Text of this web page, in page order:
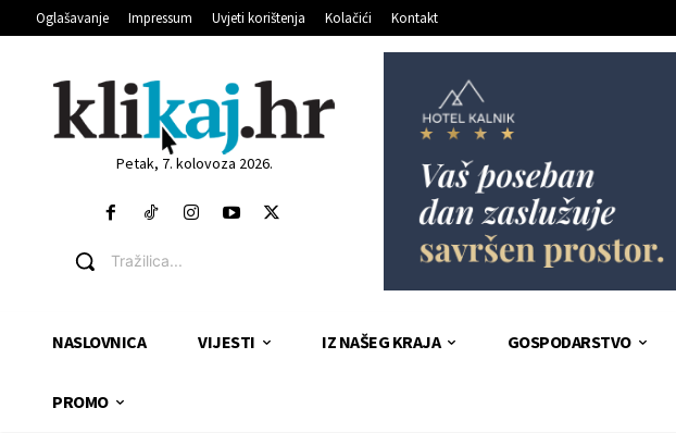
Oglašavanje Impressum Uvjeti korištenja Kolačići Kontakt
Petak, 7. kolovoza 2026.
Tražilica...
NASLOVNICA VIJESTI IZ NAŠEG KRAJA GOSPODARSTVO
PROMO